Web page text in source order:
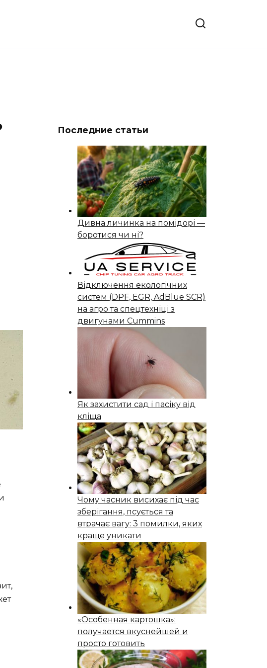
Последние статьи
Дивна личинка на помідорі —
боротися чи ні?
Відключення екологічних
систем (DPF, EGR, AdBlue SCR)
на агро та спецтехніці з
двигунами Cummins
Як захистити сад і пасіку від
кліща
Чому часник висихає під час
зберігання, псується та
втрачає вагу: 3 помилки, яких
краще уникати
«Особенная картошка»:
получается вкуснейшей и
просто готовить